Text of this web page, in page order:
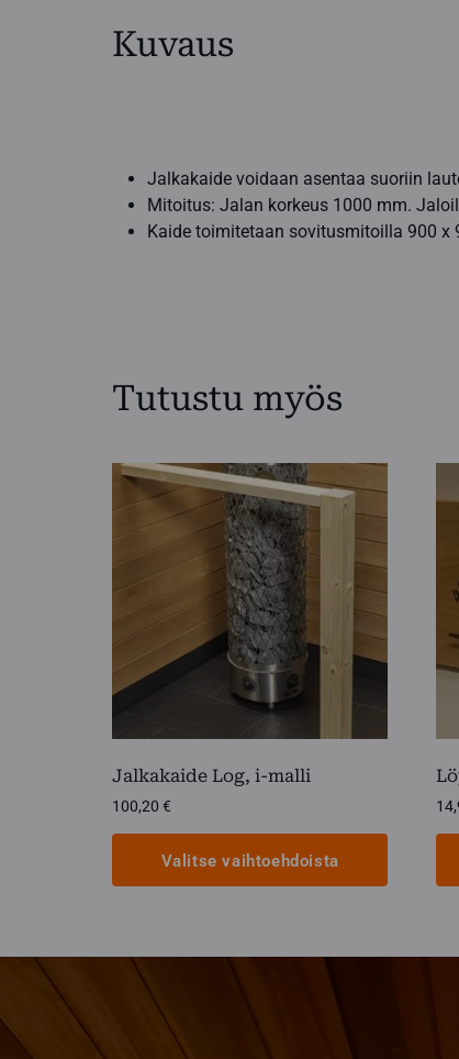
Kuvaus
Jalkakaide voidaan asentaa suoriin
Mitoitus: Jalan korkeus 1000 mm.
Kaide toimitetaan sovitusmitoilla 900 x
Tutustu myös
Jalkakaide Log, i-malli
100,20 €
Valitse vaihtoehdoista
useampi
muunnelma.